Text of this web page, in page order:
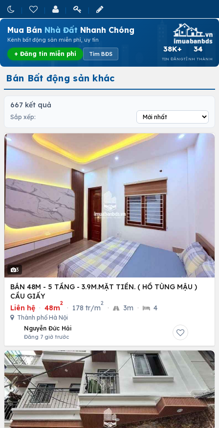
Mua Bán Nhà Đất Nhanh Chóng
Kênh bất động sản miễn phí, uy tín
+ Đăng tin miễn phí Tìm BĐS
38K+
TIN ĐĂNG
34
TỈNH THÀNH
Bán Bất động sản khác
667 kết quả
Sắp xếp:
3
BÁN 48M - 5 TẦNG - 3.9M.MẶT TIỀN. ( HỒ TÙNG MẬU )
CẦU GIẤY
Liên hệ · 48m
2
· 178 tr/m
2
· 3m · 4
Thành phố Hà Nội
Nguyễn Đức Hải
Đăng 7 giờ trước